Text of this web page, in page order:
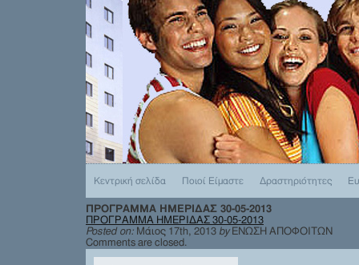
Κεντρική σελίδα Ποιοί Είμαστε Δραστηριότητες
ΠΡΟΓΡΑΜΜΑ ΗΜΕΡΙΔΑΣ 30-05-2013
ΠΡΟΓΡΑΜΜΑ ΗΜΕΡΙΔΑΣ 30-05-2013
Posted on: Μάιος 17th, 2013 by ΕΝΩΣΗ ΑΠΟΦΟΙΤΩΝ
Comments are closed.